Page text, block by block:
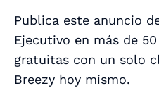
Publica este anuncio
Ejecutivo en más de
gratuitas con un solo
Breezy hoy mismo.